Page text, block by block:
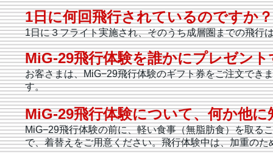
1日に何回飛行されているのですか？
1日に３フライト実施され、そのうち成層圏までの飛行
MiG-29飛行体験を誰かにプレゼン
お客さまは、MiG−29飛行体験のギフト券をご注文でき
す。
MiG-29飛行体験について、何か他
MiG−29飛行体験の前に、軽い食事（無脂肪食）を取る
で、着替えをご用意ください。飛行体験中は、加重の